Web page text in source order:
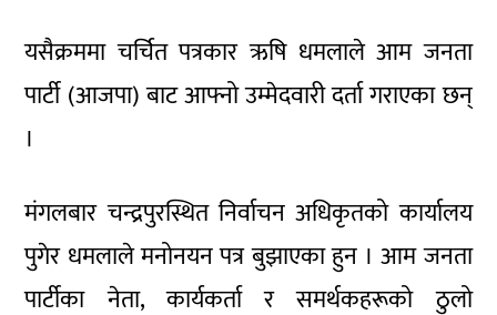
यसैक्रममा चर्चित पत्रकार ऋषि धमलाले आम जनता
पार्टी (आजपा) बाट आफ्नो उम्मेदवारी दर्ता गराएका छन्
।
मंगलबार चन्द्रपुरस्थित निर्वाचन अधिकृतको कार्यालय
पुगेर धमलाले मनोनयन पत्र बुझाएका हुन । आम जनता
पार्टीका नेता, कार्यकर्ता र समर्थकहरूको ठुलो